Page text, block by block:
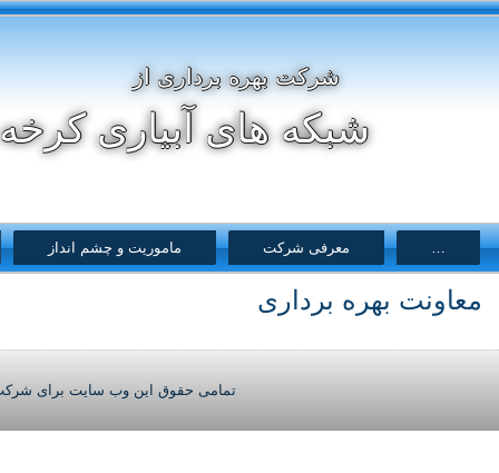
شرکت بهره برداری از
شبکه های آبیاری
… معرفی شرکت ماموریت و چشم انداز
معاونت بهره برداری
تمامی حقوق این وب سایت برای